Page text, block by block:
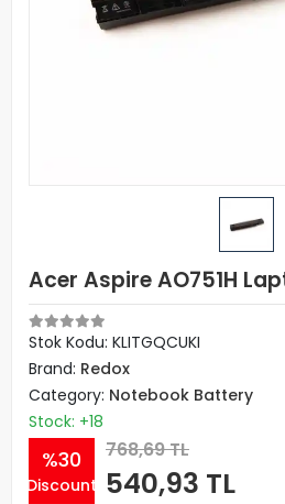
Acer Aspire AO751H
Stok Kodu: KLITGQCUKI
Brand: Redox
Category: Notebook Battery
Stock: +18
%30
Discount
768,69 TL
540,93 TL